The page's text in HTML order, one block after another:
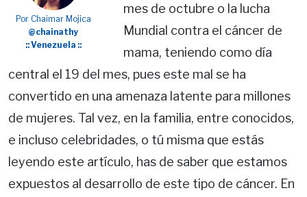
Por Chaimar Mojica
@chainathy
:: Venezuela ::
mes de octubre o la lucha
Mundial contra el cáncer de
mama, teniendo como día
central el 19 del mes, pues este mal se ha
convertido en una amenaza latente para millones
de mujeres. Tal vez, en la familia, entre conocidos,
e incluso celebridades, o tú misma que estás
leyendo este artículo, has de saber que estamos
expuestos al desarrollo de este tipo de cáncer. En